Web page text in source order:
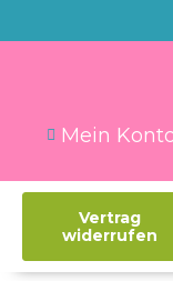
Mein
Vertrag
widerrufen